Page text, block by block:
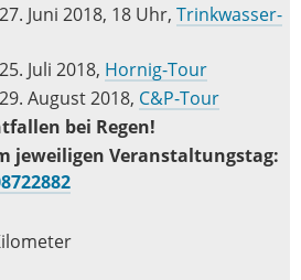
Juni 2018, 18 Uhr, Trinkwasser-
Juli 2018, Hornig-Tour
August 2018, C&P-Tour
bei Regen!
jeweiligen Veranstaltungstag: